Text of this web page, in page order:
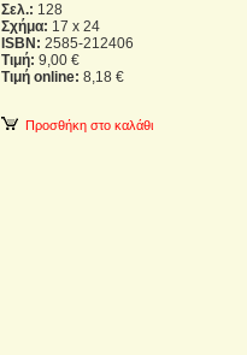
Σελ.: 128
Σχήμα: 17 x 24
ISBN: 2585-212406
Τιμή: 9,00 €
Τιμή online: 8,18 €
Προσθήκη στο καλάθι